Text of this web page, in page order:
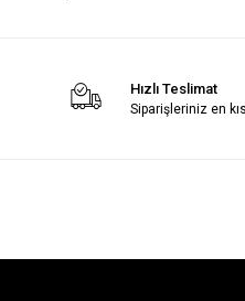
Hızlı Teslimat
Siparişleriniz en